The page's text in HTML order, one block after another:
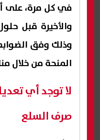
في كل مرة، على
والأخيرة قبل
وذلك وفق
المنحة من خلال
لا توجد أي
صرف السلع